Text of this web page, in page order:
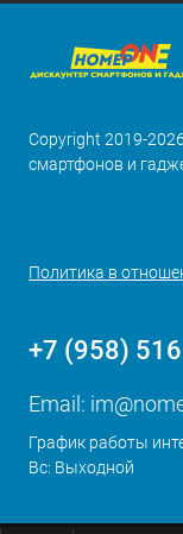
Copyright 2019-
смартфонов и
Политика в
+7 (958)
Email:
График работы
Вс: Выходной